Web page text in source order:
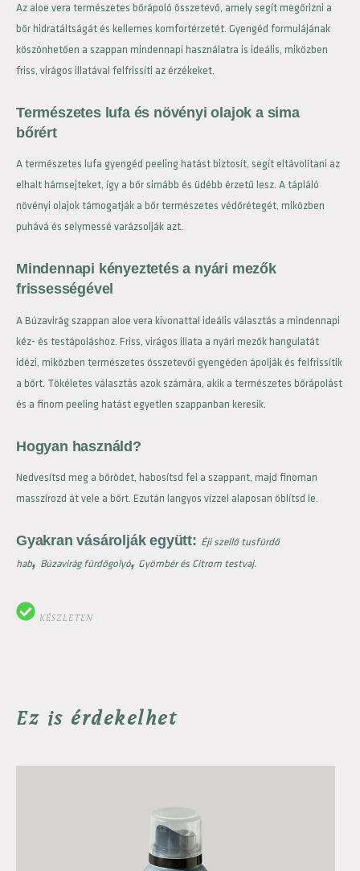
Az aloe vera természetes bőrápoló összetevő, amely segít megőrizni a
bőr hidratáltságát és kellemes komfortérzetét. Gyengéd formulájának
köszönhetően a szappan mindennapi használatra is ideális, miközben
friss, virágos illatával felfrissíti az érzékeket.
Természetes lufa és növényi olajok a sima
bőrért
A természetes lufa gyengéd peeling hatást biztosít, segít eltávolítani az
elhalt hámsejteket, így a bőr simább és üdébb érzetű lesz. A tápláló
növényi olajok támogatják a bőr természetes védőrétegét, miközben
puhává és selymessé varázsolják azt.
Mindennapi kényeztetés a nyári mezők
frissességével
A Búzavirág szappan aloe vera kivonattal ideális választás a mindennapi
kéz- és testápoláshoz. Friss, virágos illata a nyári mezők hangulatát
idézi, miközben természetes összetevői gyengéden ápolják és felfrissítik
a bőrt. Tökéletes választás azok számára, akik a természetes bőrápolást
és a finom peeling hatást egyetlen szappanban keresik.
Hogyan használd?
Nedvesítsd meg a bőrödet, habosítsd fel a szappant, majd finoman
masszírozd át vele a bőrt. Ezután langyos vízzel alaposan öblítsd le.
Gyakran vásárolják együtt: Éji szellő tusfürdő
hab, Búzavirág fürdőgolyó, Gyömbér és Citrom testvaj.
KÉSZLETEN
Ez is érdekelhet